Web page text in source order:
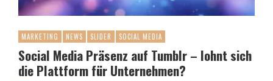
MARKETING NEWS SLIDER SOCIAL MEDIA
Social Media Präsenz auf Tumblr – lohnt sich
die Plattform für Unternehmen?